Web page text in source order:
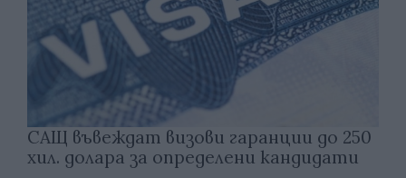
САЩ въвеждат визови гаранции до 250
хил. долара за определени кандидати